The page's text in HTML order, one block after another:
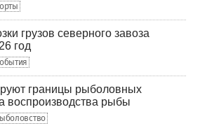
грузов северного завоза
год
границы рыболовных
воспроизводства рыбы